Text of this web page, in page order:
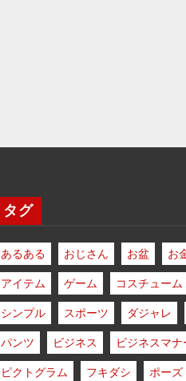
タグ
あるある おじさん お盆 お
アイテム
ゲーム コスチューム
シンプル
スポーツ ダジャレ
パンツ
ビジネス ビジネスマナ
ピクトグラム
フキダシ ポーズ